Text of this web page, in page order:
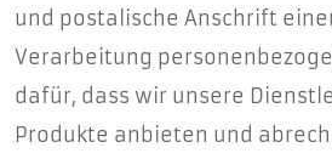
und postalische Anschrift
Verarbeitung
dafür, dass wir unsere
Produkte anbieten und